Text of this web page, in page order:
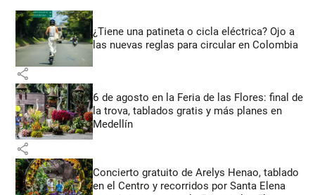
¿Tiene una patineta o cicla eléctrica? Ojo a
las nuevas reglas para circular en Colombia
share
6 de agosto en la Feria de las Flores: final de
la trova, tablados gratis y más planes en
Medellín
share
Concierto gratuito de Arelys Henao, tablado
en el Centro y recorridos por Santa Elena